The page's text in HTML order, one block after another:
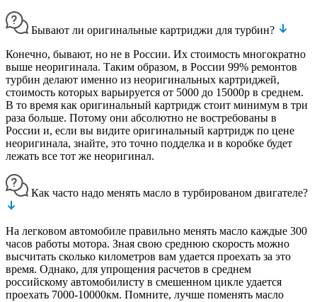
Бывают ли оригинальные картриджи для турбин?
Конечно, бывают, но не в России. Их стоимость многократно
выше неоригинала. Таким образом, в России 99% ремонтов
турбин делают именно из неоригинальных картриджей,
стоимость которых варьируется от 5000 до 15000р в среднем.
В то время как оригинальный картридж стоит минимум в три
раза больше. Потому они абсолютно не востребованы в
России и, если вы видите оригинальный картридж по цене
неоригинала, знайте, это точно подделка и в коробке будет
лежать все тот же неоригинал.
Как часто надо менять масло в турбированом двигателе?
На легковом автомобиле правильно менять масло каждые 300
часов работы мотора. Зная свою среднюю скорость можно
высчитать сколько километров вам удается проехать за это
время. Однако, для упрощения расчетов в среднем
российскому автомобилисту в смешенном цикле удается
проехать 7000-10000км. Помните, лучше поменять масло